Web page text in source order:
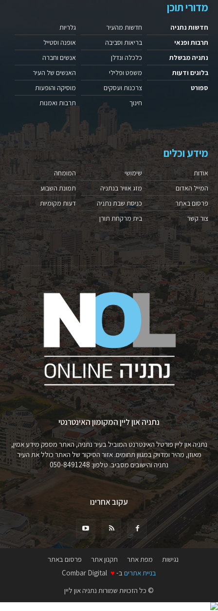
מדורי תוכן
חדשות נתניה
תרבות ופנאי
נתניה מבשלת
בלוגים ודעות
ספורט
חדשות מהעיר
בריאות וסביבה
כלכלה ונדלן
משפט ופלילי
צרכנות ועסקים
חינוך
גלריות
אופנה וסטייל
אנשים וחברה
האנשים של העיר
מוסיקה והופעות
תרבות ואמנות
מידע וכלים
אודות
המייל האדום
פרסום באתר
צור קשר
שימושי
מזג אוויר בנתניה
כניסת שבת נתניה
בית מרקחת תורן
המומחה
תמונת השבוע
דעות מקומיות
נתניה און ליין המקומון האינטרנטי
נתניה און ליין פורטל האינטרנט המוביל בעיר נתניה, האתר מספק מידע אמין,
מאוזן, מהיר ומדויק במגוון תחומים. אזור הסיקור של האתר כולל את העיר
נתניה והישובים מסביב. טלפון: 050-8491248
עקוב אחרינו
נגישות מפת אתר תקנון אתר
פרסום באתר
בניית אתרים ב- ♥
© כל הזכויות שמורות נתניה און ליין